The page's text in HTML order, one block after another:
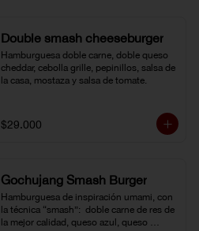
Double smash cheeseburger
Hamburguesa doble carne, doble queso
cheddar, cebolla grille, pepinillos, salsa de
la casa, mostaza y salsa de tomate.
$29.000
Gochujang Smash Burger
Hamburguesa de inspiración umami, con
la técnica “smash”:  doble carne de res de
la mejor calidad, queso azul, queso